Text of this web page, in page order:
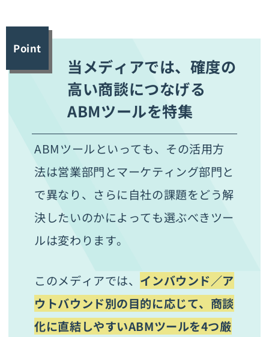
Point
当メディアでは、確度の
高い商談につなげる
ABMツールを特集
ABMツールといっても、その活用方
法は営業部門とマーケティング部門と
で異なり、さらに自社の課題をどう解
決したいのかによっても選ぶべきツー
ルは変わります。
このメディアでは、 インバウンド／ア
ウトバウンド別の目的に応じて、商談
化に直結しやすいABMツールを4つ厳